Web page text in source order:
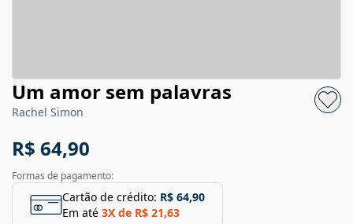
Um amor sem palavras
Rachel Simon
R$ 64,90
Formas de pagamento:
Cartão de crédito: R$ 64,90
Em até 3X de R$ 21,63